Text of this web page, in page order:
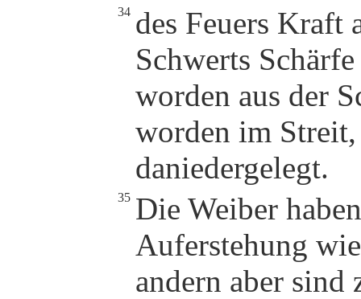
34 des Feuers Kraft
Schwerts
worden aus der
worden im Streit,
daniedergelegt.
35 Die Weiber
Auferstehung
andern aber sind